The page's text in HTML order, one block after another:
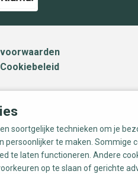
soortgelijke technieken om je
persoonlijker te maken. Sommige
te laten functioneren. Andere
op te slaan of gerichte